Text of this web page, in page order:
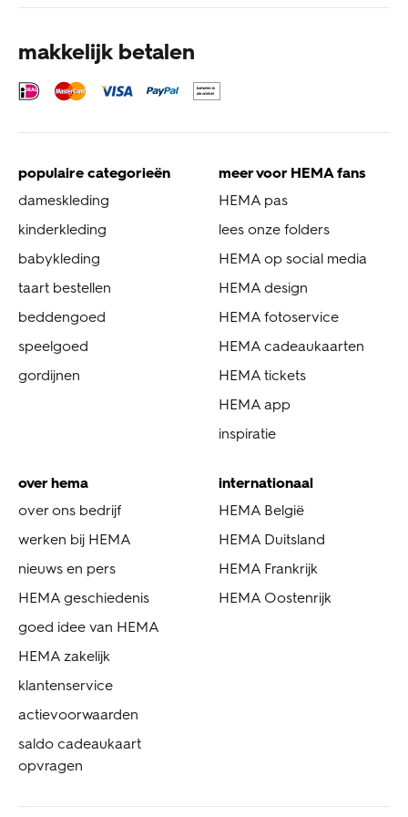
makkelijk betalen
populaire categorieën
dameskleding
kinderkleding
babykleding
taart bestellen
beddengoed
speelgoed
gordijnen
meer voor HEMA fans
HEMA pas
lees onze folders
HEMA op social media
HEMA design
HEMA fotoservice
HEMA cadeaukaarten
HEMA tickets
HEMA app
inspiratie
over hema
over ons bedrijf
werken bij HEMA
nieuws en pers
HEMA geschiedenis
goed idee van HEMA
HEMA zakelijk
klantenservice
actievoorwaarden
saldo cadeaukaart
opvragen
internationaal
HEMA België
HEMA Duitsland
HEMA Frankrijk
HEMA Oostenrijk